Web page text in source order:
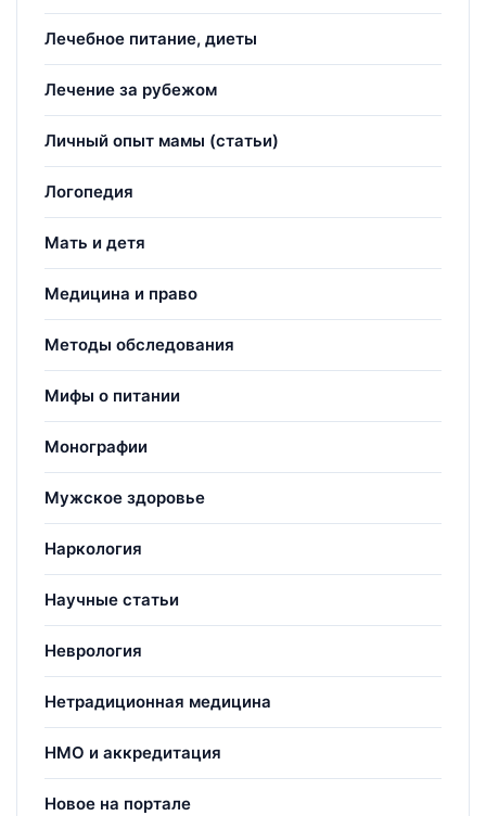
Лечебное питание, диеты
Лечение за рубежом
Личный опыт мамы (статьи)
Логопедия
Мать и детя
Медицина и право
Методы обследования
Мифы о питании
Монографии
Мужское здоровье
Наркология
Научные статьи
Неврология
Нетрадиционная медицина
НМО и аккредитация
Новое на портале